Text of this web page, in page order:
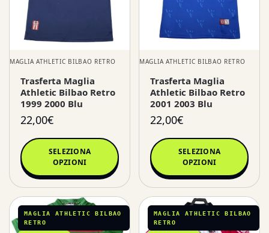
MAGLIA ATHLETIC BILBAO RETRO
Trasferta Maglia
Athletic Bilbao Retro
1999 2000 Blu
22,00€
SELEZIONA
OPZIONI
MAGLIA ATHLETIC BILBAO RETRO
Trasferta Maglia
Athletic Bilbao Retro
2001 2003 Blu
22,00€
SELEZIONA
OPZIONI
MAGLIA ATHLETIC BILBAO
RETRO
MAGLIA ATHLETIC BILBAO
RETRO